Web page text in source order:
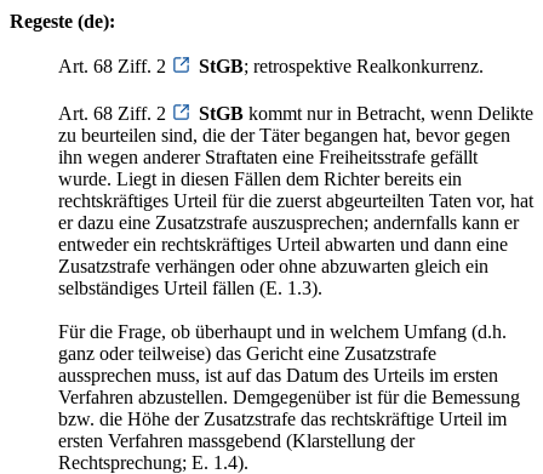
Regeste (de):
Art. 68 Ziff. 2 StGB; retrospektive Realkonkurrenz.
Art. 68 Ziff. 2 StGB kommt nur in Betracht, wenn Delikte
zu beurteilen sind, die der Täter begangen hat, bevor gegen
ihn wegen anderer Straftaten eine Freiheitsstrafe gefällt
wurde. Liegt in diesen Fällen dem Richter bereits ein
rechtskräftiges Urteil für die zuerst abgeurteilten Taten vor, hat
er dazu eine Zusatzstrafe auszusprechen; andernfalls kann er
entweder ein rechtskräftiges Urteil abwarten und dann eine
Zusatzstrafe verhängen oder ohne abzuwarten gleich ein
selbständiges Urteil fällen (E. 1.3).
Für die Frage, ob überhaupt und in welchem Umfang (d.h.
ganz oder teilweise) das Gericht eine Zusatzstrafe
aussprechen muss, ist auf das Datum des Urteils im ersten
Verfahren abzustellen. Demgegenüber ist für die Bemessung
bzw. die Höhe der Zusatzstrafe das rechtskräftige Urteil im
ersten Verfahren massgebend (Klarstellung der
Rechtsprechung; E. 1.4).